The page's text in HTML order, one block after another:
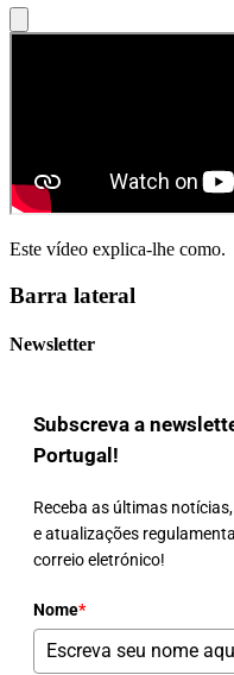
Este vídeo explica-lhe como.
Barra lateral
Newsletter
Subscreva a
Portugal!
Receba as últimas
e atualizações
correio eletrónico!
Nome*